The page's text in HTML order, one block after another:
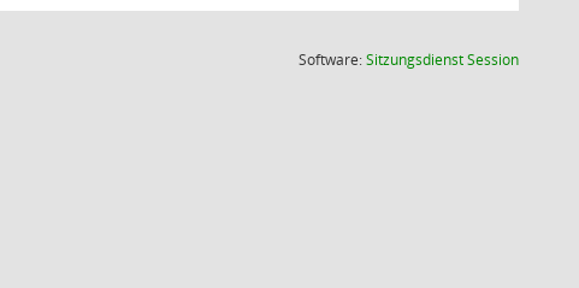
Software:SitzungsdienstSession(Wird in